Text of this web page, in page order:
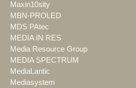
Maxin10sity
MBN-PROLED
MDS PAtec
MEDIA IN RES
Media Resource Group
MEDIA SPECTRUM
MediaLantic
Mediasystem